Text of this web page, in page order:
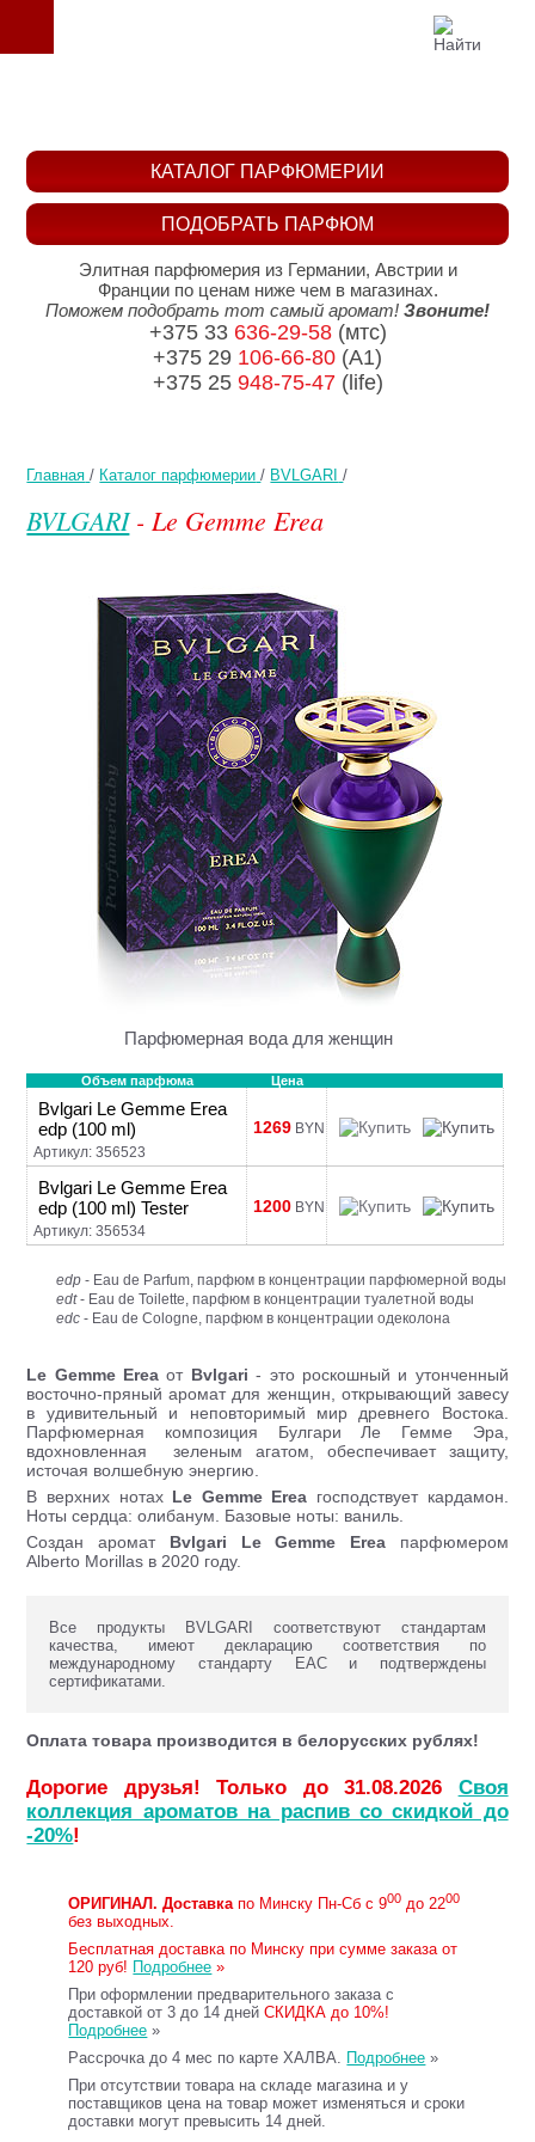
Главная / Каталог парфюмерии / BVLGARI /
BVLGARI- Le Gemme Erea
Парфюмерная вода для женщин
Объем парфюма Цена
Bvlgari Le Gemme Erea
edp (100 ml)
Артикул: 356523
1269 BYN
Bvlgari Le Gemme Erea
edp (100 ml) Tester
Артикул: 356534
1200 BYN
edp - Eau de Parfum, парфюм в концентрации парфюмерной воды
edt- Eau de Toilette, парфюм в концентрации туалетной воды
edc - Eau de Cologne, парфюм в концентрации одеколона
Le Gemme Erea от Bvlgari- это роскошный и утонченный
восточно-пряный аромат для женщин, открывающий завесу
в удивительный и неповторимый мир древнего Востока.
Парфюмерная композиция Булгари Ле Гемме Эра,
вдохновленная зеленым агатом, обеспечивает защиту,
источая волшебную энергию.
В верхних нотах Le Gemme Erea господствует кардамон.
Ноты сердца: олибанум. Базовые ноты: ваниль.
Создан аромат Bvlgari Le Gemme Ereaпарфюмером
Alberto Morillas в 2020 году.
Все продукты BVLGARI соответствуют стандартам
качества, имеют декларацию соответствия по
международному стандарту ЕАС и подтверждены
сертификатами.
Оплата товара производится в белорусских рублях!
Дорогие друзья! Только до 31.08.2026 Своя
коллекция ароматов на распив со скидкой до
-20%!
ОРИГИНАЛ. Доставкапо Минску Пн-Сб с 900 до 2200
без выходных.
Бесплатная доставка по Минску при сумме заказа от
120 руб! Подробнее »
При оформлении предварительного заказа с
доставкой от 3 до 14 днейСКИДКА до 10%!
Подробнее »
Рассрочка до 4 мес по карте ХАЛВА. Подробнее »
При отсутствии товара на складе магазина и у
поставщиков цена на товар может изменяться и сроки
доставки могут превысить 14 дней.
ПОДОБРАТЬ ПАРФЮМ
КАТАЛОГ ПАРФЮМЕРИИ
Элитная парфюмерия из Германии, Австрии и
Франции по ценам ниже чем в магазинах.
Поможем подобрать тот самый аромат! Звоните!
+375 33 636-29-58(мтс)
+375 29 106-66-80 (A1)
+375 25 948-75-47(life)